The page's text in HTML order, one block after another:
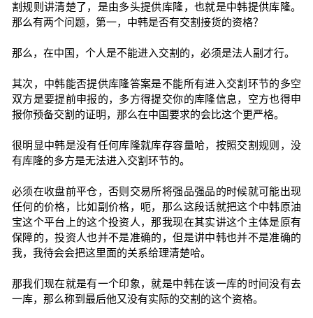
割规则讲清楚了，是由多头提供库隆，也就是中韩提供库隆。
那么有两个问题，第一，中韩是否有交割接货的资格？
那么，在中国，个人是不能进入交割的，必须是法人副才行。
其次，中韩能否提供库隆答案是不能所有进入交割环节的多空
双方是要提前申报的，多方得提交你的库隆信息，空方也得申
报你预备交割的证明，那么在中国要求的会比这个更严格。
很明显中韩是没有任何库隆就库存容量哈，按照交割规则，没
有库隆的多方是无法进入交割环节的。
必须在收盘前平仓，否则交易所将强品强品的时候就可能出现
任何的价格，比如副价格，呃，那么这段话就把这个中韩原油
宝这个平台上的这个投资人，那我现在其实讲这个主体是原有
保障的，投资人也并不是准确的，但是讲中韩也并不是准确的
我，我待会会把这里面的关系给理清楚哈。
那我们现在就是有一个印象，就是中韩在该一库的时间没有去
一库，那么称到最后他又没有实际的交割的这个资格。